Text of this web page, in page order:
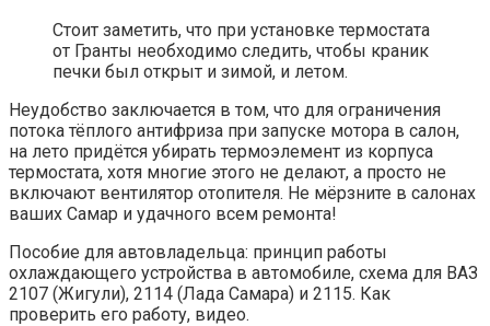
Стоит заметить, что при установке термостата
от Гранты необходимо следить, чтобы краник
печки был открыт и зимой, и летом.
Неудобство заключается в том, что для ограничения
потока тёплого антифриза при запуске мотора в салон,
на лето придётся убирать термоэлемент из корпуса
термостата, хотя многие этого не делают, а просто не
включают вентилятор отопителя. Не мёрзните в салонах
ваших Самар и удачного всем ремонта!
Пособие для автовладельца: принцип работы
охлаждающего устройства в автомобиле, схема для ВАЗ
2107 (Жигули), 2114 (Лада Самара) и 2115. Как
проверить его работу, видео.